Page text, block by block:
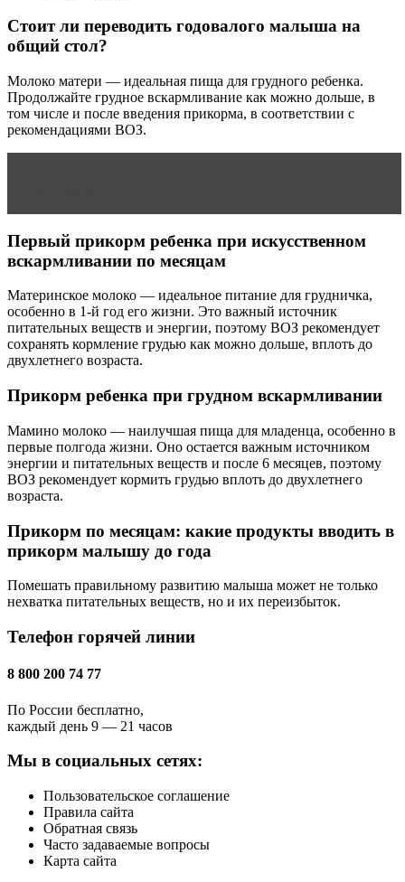
Стоит ли переводить годовалого малыша на
общий стол?
Молоко матери — идеальная пища для грудного ребенка.
Продолжайте грудное вскармливание как можно дольше, в
том числе и после введения прикорма, в соответствии с
рекомендациями ВОЗ.
Первый прикорм ребенка при искусственном
вскармливании по месяцам
Материнское молоко — идеальное питание для грудничка,
особенно в 1-й год его жизни. Это важный источник
питательных веществ и энергии, поэтому ВОЗ рекомендует
сохранять кормление грудью как можно дольше, вплоть до
двухлетнего возраста.
Прикорм ребенка при грудном вскармливании
Мамино молоко — наилучшая пища для младенца, особенно в
первые полгода жизни. Оно остается важным источником
энергии и питательных веществ и после 6 месяцев, поэтому
ВОЗ рекомендует кормить грудью вплоть до двухлетнего
возраста.
Прикорм по месяцам: какие продукты вводить в
прикорм малышу до года
Помешать правильному развитию малыша может не только
нехватка питательных веществ, но и их переизбыток.
Телефон горячей линии
8 800 200 74 77
По России бесплатно,
каждый день 9 — 21 часов
Мы в социальных сетях:
Пользовательское соглашение
Правила сайта
Обратная связь
Часто задаваемые вопросы
Карта сайта